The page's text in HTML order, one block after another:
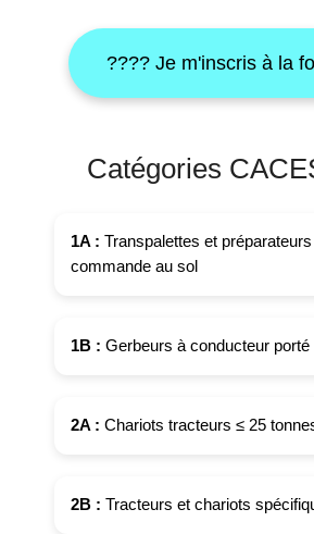
???? Je m'inscris à la
Catégories
1A : Transpalettes et
commande au sol
1B : Gerbeurs à conducteur porté
2A : Chariots tracteurs ≤ 25
2B : Tracteurs et chariots